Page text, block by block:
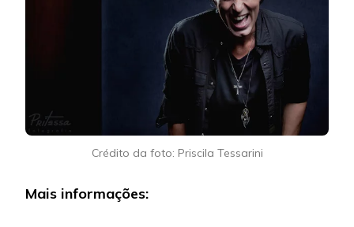
Crédito da foto: Priscila Tessarini
Mais informações: